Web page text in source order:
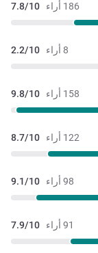
186 أراء 7.8/10
8 أراء 2.2/10
158 أراء 9.8/10
122 أراء 8.7/10
98 أراء 9.1/10
91 أراء 7.9/10